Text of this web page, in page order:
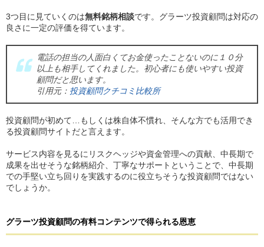
3つ目に見ていくのは無料銘柄相談です。グラーツ投資顧問は対応の
良さに一定の評価を得ています。
電話の担当の人面白くてお金使ったことないのに１０分
以上も相手してくれました。初心者にも使いやすい投資
顧問だと思います。
引用元： 投資顧問クチコミ比較所
投資顧問が初めて…もしくは株自体不慣れ、そんな方でも活用でき
る投資顧問サイトだと言えます。
サービス内容を見るにリスクヘッジや資金管理への貢献、中長期で
成果を出せそうな銘柄紹介、丁寧なサポートということで、中長期
での手堅い立ち回りを実践するのに役立ちそうな投資顧問ではない
でしょうか。
グラーツ投資顧問の有料コンテンツで得られる恩恵